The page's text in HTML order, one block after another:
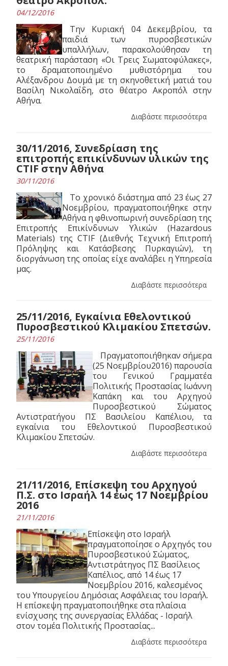
04/12/2016
Την Κυριακή 04 Δεκεμβρίου, τα
παιδιά των πυροσβεστικών
υπαλλήλων, παρακολούθησαν τη
θεατρική παράσταση «Οι Τρεις Σωματοφύλακες»,
το δραματοποιημένο μυθιστόρημα του
Αλέξανδρου Δουμά με τη σκηνοθετική ματιά του
Βασίλη Νικολαΐδη, στο θέατρο Ακροπόλ στην
Αθήνα.
Διαβάστε περισσότερα
30/11/2016, Συνεδρίαση της
επιτροπής επικίνδυνων υλικών της
CTIF στην Αθήνα
30/11/2016
Το χρονικό διάστημα από 23 έως 27
Νοεμβρίου, πραγματοποιήθηκε στην
Αθήνα η φθινοπωρινή συνεδρίαση της
Επιτροπής Επικίνδυνων Υλικών (Hazardous
Materials) της CTIF (Διεθνής Τεχνική Επιτροπή
Πρόληψης και Κατάσβεσης Πυρκαγιών), τη
διοργάνωση της οποίας είχε αναλάβει η Υπηρεσία
μας.
Διαβάστε περισσότερα
25/11/2016, Εγκαίνια Εθελοντικού
Πυροσβεστικού Κλιμακίου Σπετσών.
25/11/2016
Πραγματοποιήθηκαν σήμερα
(25 Νοεμβρίου2016) παρουσία
του Γενικού Γραμματέα
Πολιτικής Προστασίας Ιωάννη
Καπάκη και του Αρχηγού
Πυροσβεστικού Σώματος
Αντιστρατήγου ΠΣ Βασιλείου Καπέλιου, τα
εγκαίνια του Εθελοντικού Πυροσβεστικού
Κλιμακίου Σπετσών.
Διαβάστε περισσότερα
21/11/2016, Επίσκεψη του Αρχηγού
Π.Σ. στο Ισραήλ 14 έως 17 Νοεμβρίου
2016
21/11/2016
Επίσκεψη στο Ισραήλ
πραγματοποίησε ο Αρχηγός του
Πυροσβεστικού Σώματος,
Αντιστράτηγος ΠΣ Βασίλειος
Καπέλιος, από 14 έως 17
Νοεμβρίου 2016, καλεσμένος
του Υπουργείου Δημόσιας Ασφάλειας του Ισραήλ.
Η επίσκεψη πραγματοποιήθηκε στα πλαίσια
ενίσχυσης της συνεργασίας Ελλάδας - Ισραήλ
στον τομέα Πολιτικής Προστασίας...
Διαβάστε περισσότερα